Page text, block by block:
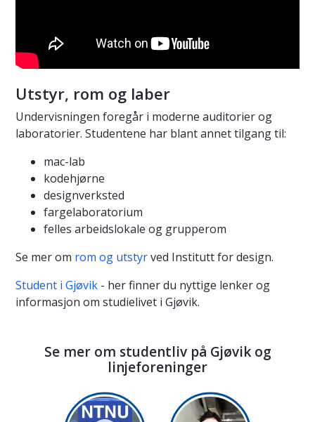
Utstyr, rom og laber
Undervisningen foregår i moderne auditorier og
laboratorier. Studentene har blant annet tilgang til:
mac-lab
kodehjørne
designverksted
fargelaboratorium
felles arbeidslokale og grupperom
Se mer om rom og utstyrved Institutt for design.
Student i Gjøvik - her finner du nyttige lenker og
informasjon om studielivet i Gjøvik.
Se mer om studentliv på Gjøvik og
linjeforeninger